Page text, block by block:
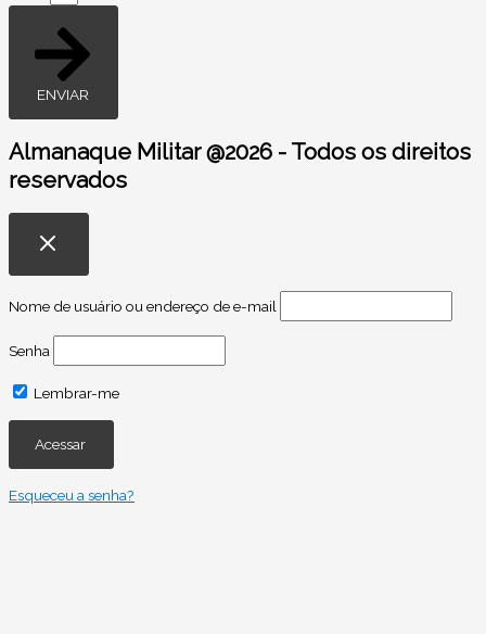
ENVIAR
Almanaque Militar @2026 - Todos os direitos
reservados
Nome de usuário ou endereço de e-mail
Senha
Lembrar-me
Esqueceu a senha?